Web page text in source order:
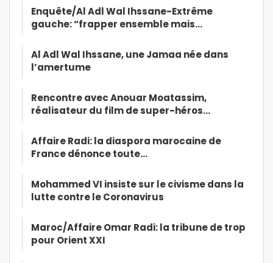
Enquête/Al Adl Wal Ihssane-Extrême
gauche: “frapper ensemble mais…
Al Adl Wal Ihssane, une Jamaa née dans
l’amertume
Rencontre avec Anouar Moatassim,
réalisateur du film de super-héros…
Affaire Radi: la diaspora marocaine de
France dénonce toute…
Mohammed VI insiste sur le civisme dans la
lutte contre le Coronavirus
Maroc/Affaire Omar Radi: la tribune de trop
pour Orient XXI